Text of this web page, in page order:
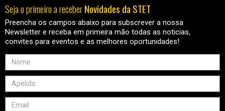
Seja o primeiro a receberNovidades da STET
Preencha os campos abaixo para subscrever a nossa
Newsletter e receba em primeira mão todas as noticias,
convites para eventos e as melhores oportunidades!